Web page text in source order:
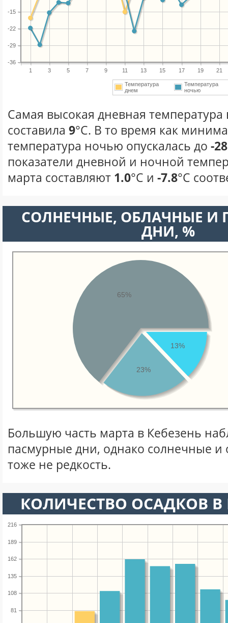
1 3 5 7 9 11 13 15 17 19 21
-36
-29
-22
-15
Температура
днем
Температура
ночью
Самая высокая дневная температура
составила 9°С. В то время как
температура ночью опускалась до -28
показатели дневной и ночной
марта составляют 1.0°С и -7.8°С
CОЛНЕЧНЫЕ, ОБЛАЧНЫЕ И
ДНИ, %
13%
23%
65%
Большую часть марта в Кебезень
пасмурные дни, однако солнечные
тоже не редкость.
КОЛИЧЕСТВО ОСАДКОВ
81
108
135
162
189
216